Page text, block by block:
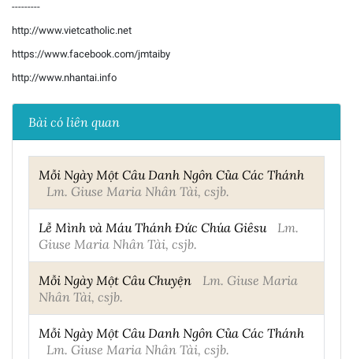
---------
http://www.vietcatholic.net
https://www.facebook.com/jmtaiby
http://www.nhantai.info
Bài có liên quan
Mỗi Ngày Một Câu Danh Ngôn Của Các Thánh
Lm. Giuse Maria Nhân Tài, csjb.
Lễ Mình và Máu Thánh Đức Chúa Giêsu
Lm.
Giuse Maria Nhân Tài, csjb.
Mỗi Ngày Một Câu Chuyện
Lm. Giuse Maria
Nhân Tài, csjb.
Mỗi Ngày Một Câu Danh Ngôn Của Các Thánh
Lm. Giuse Maria Nhân Tài, csjb.